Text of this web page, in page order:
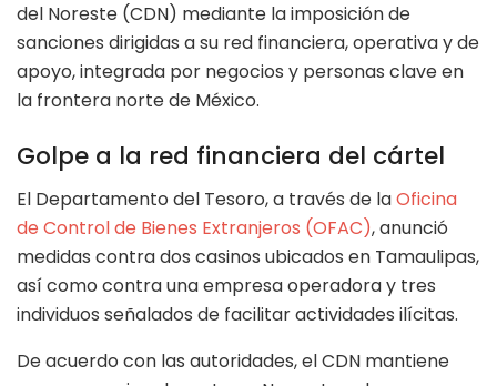
del Noreste (CDN) mediante la imposición de
sanciones dirigidas a su red financiera, operativa y de
apoyo, integrada por negocios y personas clave en
la frontera norte de México.
Golpe a la red financiera del cártel
El Departamento del Tesoro, a través de laOficina
de Control de Bienes Extranjeros (OFAC), anunció
medidas contra dos casinos ubicados en Tamaulipas,
así como contra una empresa operadora y tres
individuos señalados de facilitar actividades ilícitas.
De acuerdo con las autoridades, el CDN mantiene